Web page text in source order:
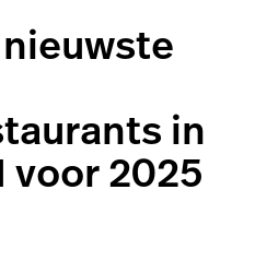
in
voor 2025